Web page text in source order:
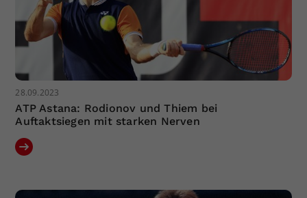
28.09.2023
ATP Astana: Rodionov und Thiem bei
Auftaktsiegen mit starken Nerven